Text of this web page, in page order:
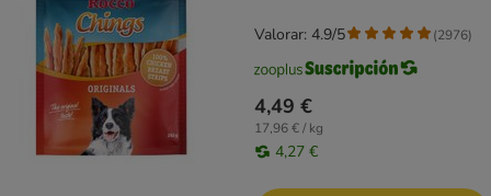
4,49 €
17,96 € / kg
4,27 €
Valorar: 4.9/5 (2976)